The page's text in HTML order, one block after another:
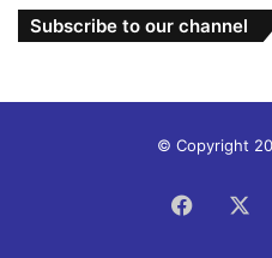
Subscribe to our channel
© Copyright